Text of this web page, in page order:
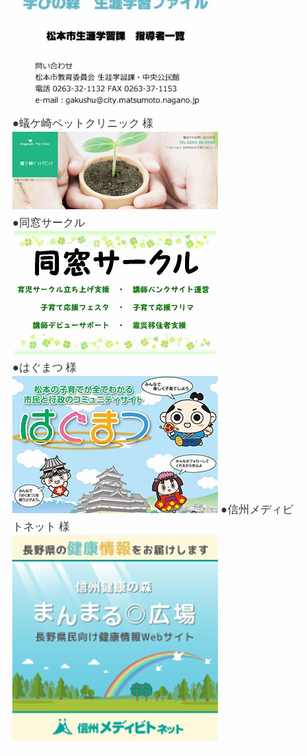
●蟻ケ崎ペットクリニック 様
●同窓サークル
●はぐまつ 様
●信州メディビ
トネット 様